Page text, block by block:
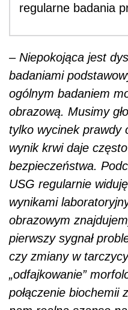
regularne badania
– Niepokojąca jest
badaniami
ogólnym badaniem
obrazową. Musimy
tylko wycinek prawdy
wynik krwi daje
bezpieczeństwa.
USG regularnie
wynikami
obrazowym
pierwszy sygnał
czy zmiany w
„odfajkowanie”
połączenie biochemii